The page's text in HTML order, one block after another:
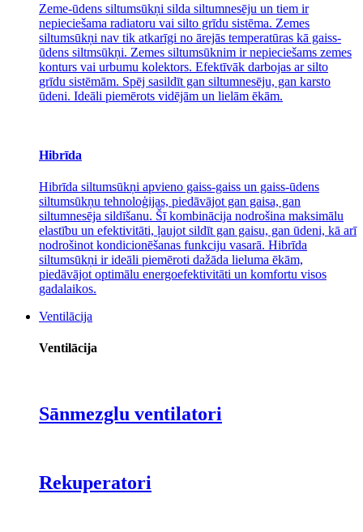
Zeme-ūdens siltumsūkņi silda siltumnesēju un tiem ir
nepieciešama radiatoru vai silto grīdu sistēma. Zemes
siltumsūkņi nav tik atkarīgi no ārejās temperatūras kā gaiss-
ūdens siltmsūkņi. Zemes siltumsūknim ir nepieciešams zemes
konturs vai urbumu kolektors. Efektīvāk darbojas ar silto
grīdu sistēmām. Spēj sasildīt gan siltumnesēju, gan karsto
ūdeni. Ideāli piemērots vidējām un lielām ēkām.
Hibrīda
Hibrīda siltumsūkņi apvieno gaiss-gaiss un gaiss-ūdens
siltumsūkņu tehnoloģijas, piedāvājot gan gaisa, gan
siltumnesēja sildīšanu. Šī kombinācija nodrošina maksimālu
elastību un efektivitāti, ļaujot sildīt gan gaisu, gan ūdeni, kā arī
nodrošinot kondicionēšanas funkciju vasarā. Hibrīda
siltumsūkņi ir ideāli piemēroti dažāda lieluma ēkām,
piedāvājot optimālu energoefektivitāti un komfortu visos
gadalaikos.
Ventilācija
Ventilācija
Sānmezglu ventilatori
Rekuperatori